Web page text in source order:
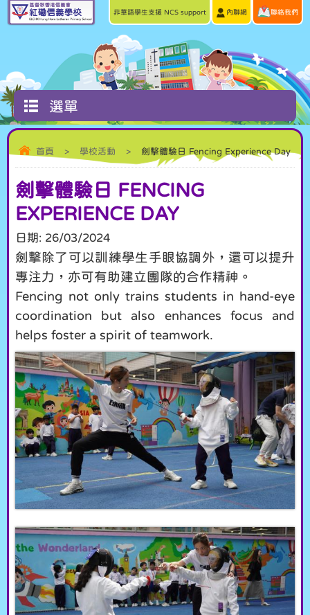
非華語學生支援 NCS support 內聯網 聯絡我們
選單
首頁 > 學校活動 > 劍擊體驗日 Fencing Experience Day
劍擊體驗日 FENCING
EXPERIENCE DAY
日期: 26/03/2024
劍擊除了可以訓練學生手眼協調外，還可以提升
專注力，亦可有助建立團隊的合作精神。
Fencing not only trains students in hand-eye
coordination but also enhances focus and
helps foster a spirit of teamwork.